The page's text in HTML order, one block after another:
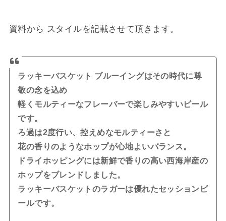
資料から スタイルを記載させて頂きます。
ラッキーバスケット ブルーイングはその時代に尊
敬の念を込め
軽くモルティーなフレーバーで楽しみやすいビール
です。
ろ過は2度行い、控えめなモルティーさと
花の香りのようなホップが心地よいバランス。
ドライホッピングには新鮮で香りの高い西海岸産の
ホップをブレンドしました。
ラッキーバスケットのラガーは優れたセッションビ
ールです。